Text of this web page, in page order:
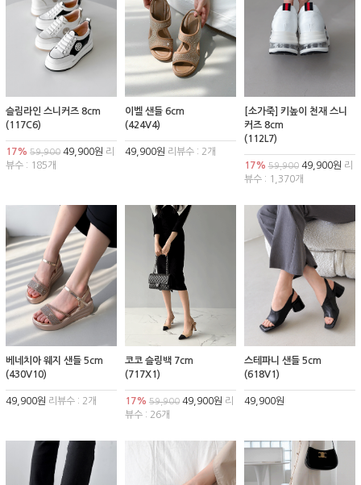
슬림라인 스니커즈 8cm
(117C6)
17% 59,900 49,900원 리
뷰수 : 185개
이벨 샌들 6cm
(424V4)
49,900원 리뷰수 : 2개
[소가죽] 키높이 천재 스니
커즈 8cm
(112L7)
17% 59,90049,900원 리
뷰수 : 1,370개
베네치아 웨지 샌들 5cm
(430V10)
49,900원 리뷰수 : 2개
코코 슬링백 7cm
(717X1)
17% 59,90049,900원 리
뷰수 : 26개
스테파니 샌들 5cm
(618V1)
49,900원